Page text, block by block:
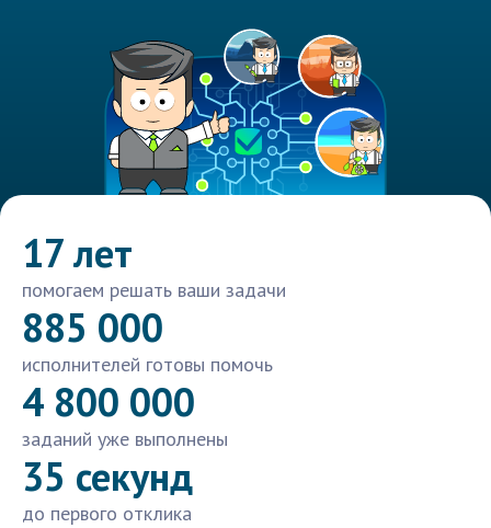
17 лет
помогаем решать ваши задачи
885 000
исполнителей готовы помочь
4 800 000
заданий уже выполнены
35 секунд
до первого отклика